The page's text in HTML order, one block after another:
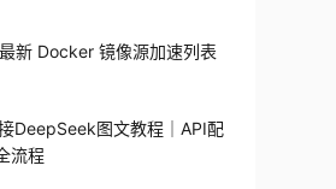
新 Docker 镜像源加速列表
DeepSeek图文教程｜API配
流程